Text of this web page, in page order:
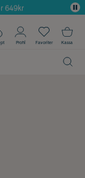
649kr
Profil Favoriter Kassa